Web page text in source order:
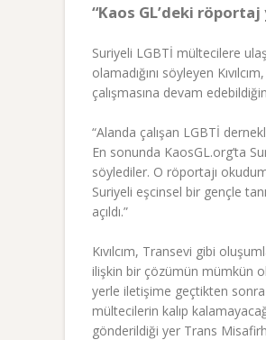
“Kaos GL’deki
Suriyeli LGBTİ mültecilere
olamadığını söyleyen Kıvılcım,
çalışmasına devam
“Alanda çalışan LGBTİ
En sonunda KaosGL.org’ta
söylediler. O röportajı
Suriyeli eşcinsel bir gençle
açıldı.”
Kıvılcım, Transevi gibi
ilişkin bir çözümün mümkün
yerle iletişime geçtikten sonra
mültecilerin kalıp
gönderildiği yer Trans